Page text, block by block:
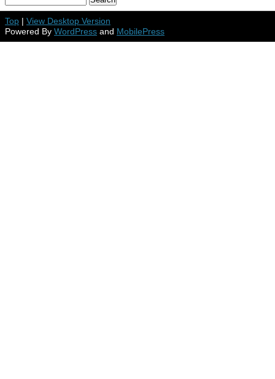
Top | View Desktop Version
Powered By WordPress and MobilePress